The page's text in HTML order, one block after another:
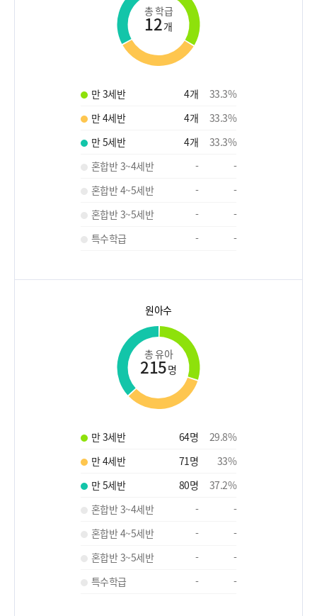
총 학급
12개
만 3세반 4개 33.3%
만 4세반
4개 33.3%
만 5세반
4개 33.3%
혼합반 3~4세반
-
-
혼합반 4~5세반
-
-
혼합반 3~5세반
-
-
특수학급
- -
원아수
총 유아
215명
만 3세반 64명 29.8%
만 4세반
71명 33%
만 5세반
80명 37.2%
혼합반 3~4세반
-
-
혼합반 4~5세반
-
-
혼합반 3~5세반
-
-
특수학급
- -